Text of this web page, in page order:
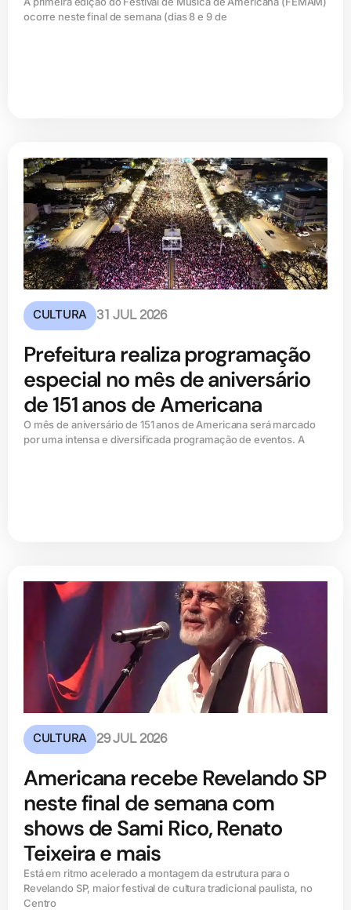
ocorre neste final de semana (dias 8 e 9 de
CULTURA 31 JUL 2026
Prefeitura realiza programação
especial no mês de aniversário
de 151 anos de Americana
O mês de aniversário de 151 anos de Americana será marcado
por uma intensa e diversificada programação de eventos. A
CULTURA 29 JUL 2026
Americana recebe Revelando SP
neste final de semana com
shows de Sami Rico, Renato
Teixeira e mais
Está em ritmo acelerado a montagem da estrutura para o
Revelando SP, maior festival de cultura tradicional paulista, no
Centro